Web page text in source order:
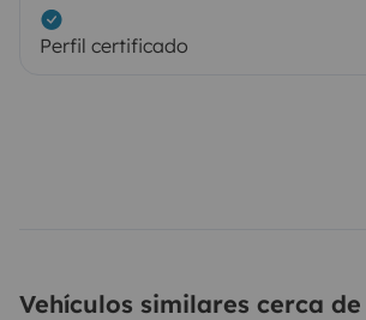
Perfil certificado
Vehículos similares cerca